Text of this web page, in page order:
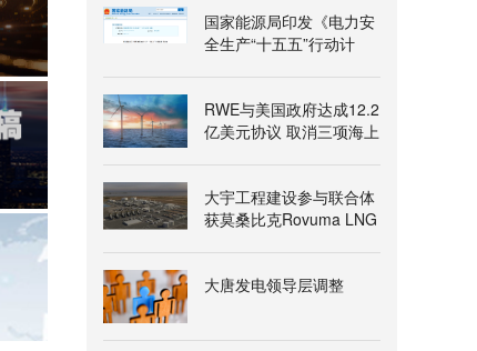
国家能源局印发《电力安
全生产“十五五”行动计
RWE与美国政府达成12.2
亿美元协议 取消三项海上
大宇工程建设参与联合体
获莫桑比克Rovuma LNG
大唐发电领导层调整